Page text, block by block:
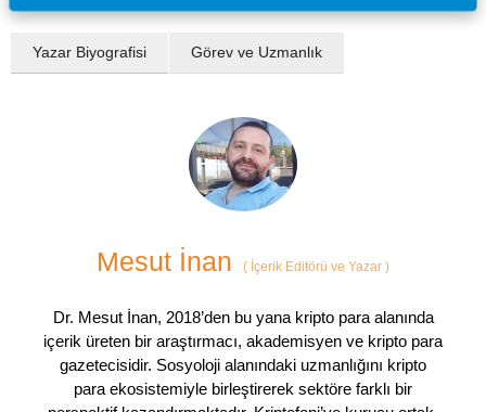
Yazar Biyografisi Görev ve Uzmanlık
Mesut İnan ( İçerik Editörü ve Yazar )
Dr. Mesut İnan, 2018’den bu yana kripto para alanında
içerik üreten bir araştırmacı, akademisyen ve kripto para
gazetecisidir. Sosyoloji alanındaki uzmanlığını kripto
para ekosistemiyle birleştirerek sektöre farklı bir